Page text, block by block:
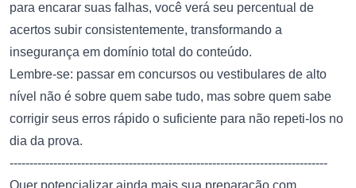
para encarar suas falhas, você verá seu percentual de
acertos subir consistentemente, transformando a
insegurança em domínio total do conteúdo.
Lembre-se: passar em concursos ou vestibulares de alto
nível não é sobre quem sabe tudo, mas sobre quem sabe
corrigir seus erros rápido o suficiente para não repeti-los no
dia da prova.
--------------------------------------------------------------------------------
Quer potencializar ainda mais sua preparação com